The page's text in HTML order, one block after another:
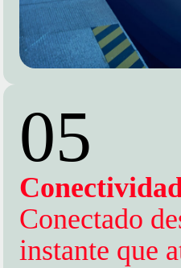
05
Conectado
instante que